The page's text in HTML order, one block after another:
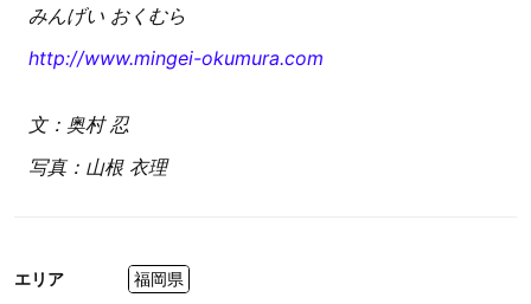
みんげい おくむら
http://www.mingei-okumura.com
文：奥村 忍
写真：山根 衣理
エリア 福岡県